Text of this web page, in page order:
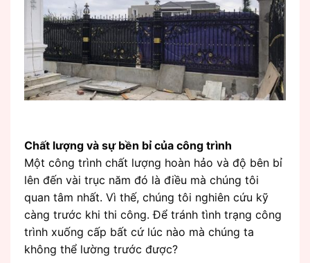
Chất lượng và sự bền bỉ của công trình
Một công trình chất lượng hoàn hảo và độ bên bỉ
lên đến vài trục năm đó là điều mà chúng tôi
quan tâm nhất. Vì thế, chúng tôi nghiên cứu kỹ
càng trước khi thi công. Để tránh tình trạng công
trình xuống cấp bất cứ lúc nào mà chúng ta
không thể lường trước được?